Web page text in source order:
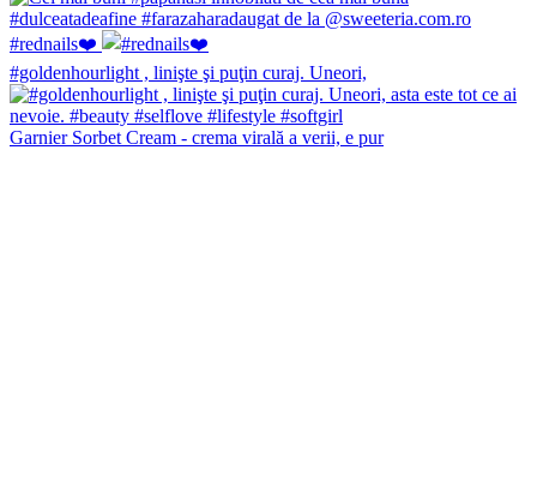
#rednails❤️
#goldenhourlight , linişte şi puţin curaj. Uneori,
Garnier Sorbet Cream - crema virală a verii, e pur